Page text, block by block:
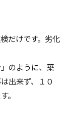
だけです。劣化
のように、築
出来ず、１０
。